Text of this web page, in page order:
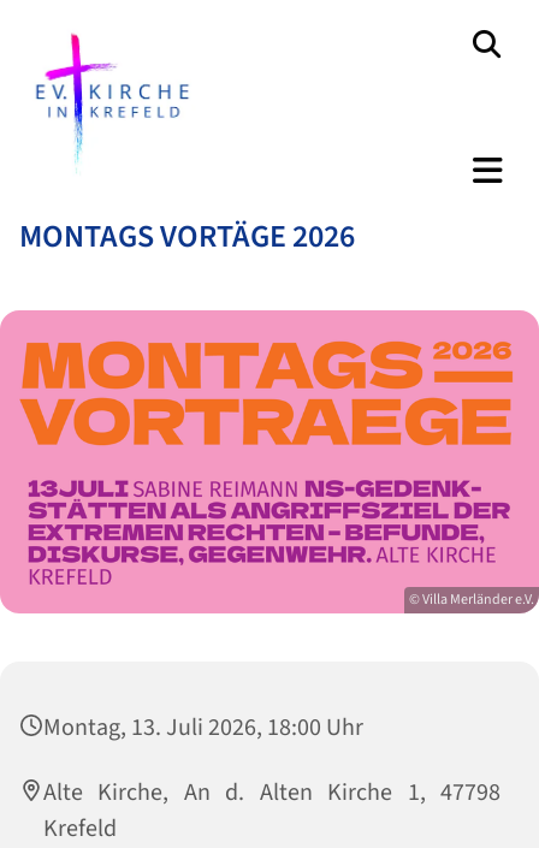
MONTAGS VORTÄGE 2026
© Villa Merländer e.V.
Montag, 13. Juli 2026, 18:00 Uhr
Alte Kirche, An d. Alten Kirche 1, 47798
Krefeld